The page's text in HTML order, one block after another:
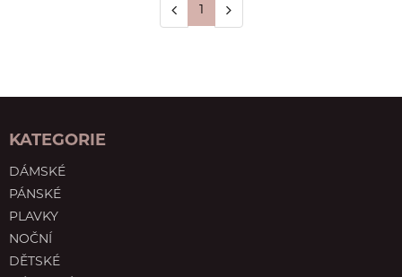
1
KATEGORIE
DÁMSKÉ
PÁNSKÉ
PLAVKY
NOČNÍ
DĚTSKÉ